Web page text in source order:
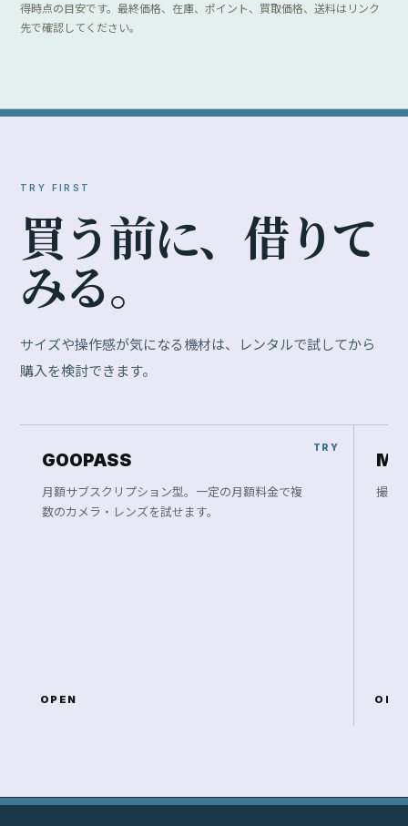
得時点の目安です。最終価格、在庫、ポイント、買取価格、送料はリンク
先で確認してください。
TRY FIRST
買う前に、 借りて
みる。
サイズや操作感が気になる機材は、レンタルで試してから
購入を検討できます。
GOOPASS
月額サブスクリプション型。一定の月額料金で複
数のカメラ・レンズを試せます。
OPEN
撮影